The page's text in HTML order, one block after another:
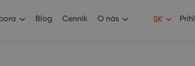
Blog Cenník O nás SK